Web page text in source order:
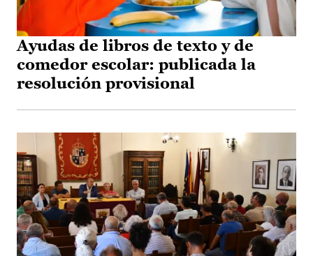
Ayudas de libros de texto y de
comedor escolar: publicada la
resolución provisional